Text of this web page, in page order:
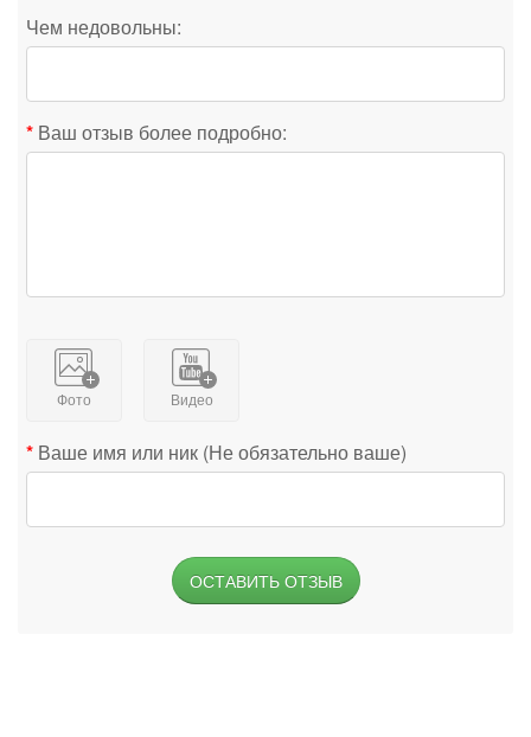
Чем недовольны:
Ваш отзыв более подробно:
Фото Видео
Ваше имя или ник (Не обязательно ваше)
ОСТАВИТЬ ОТЗЫВ